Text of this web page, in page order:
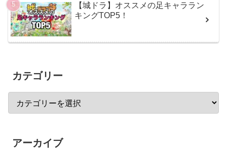
【城ドラ】オススメの足キャララン
キングTOP5！
カテゴリー
アーカイブ